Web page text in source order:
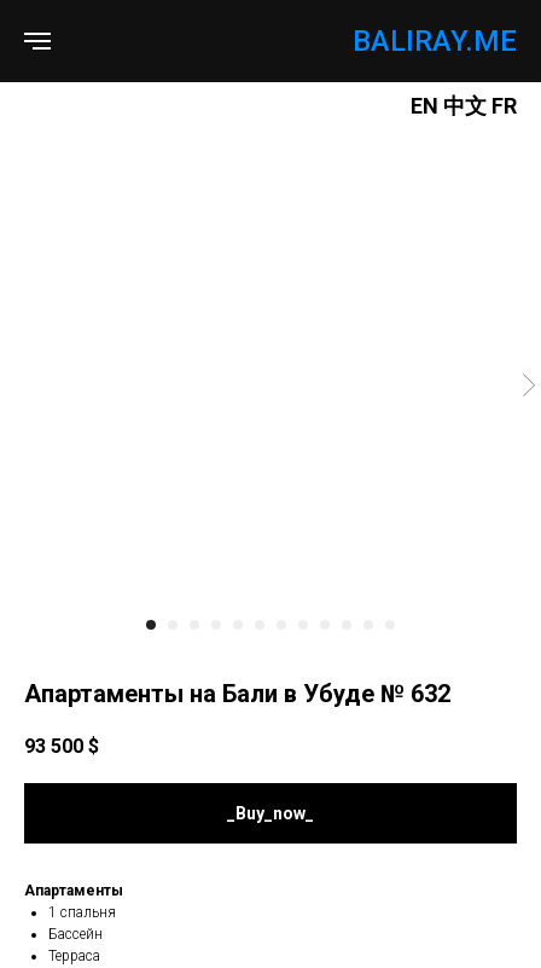
BALIRAY.ME
EN 中文 FR
Апартаменты на Бали в Убуде № 632
93 500 $
_Buy_now_
Апартаменты
1 спальня
Бассейн
Терраса